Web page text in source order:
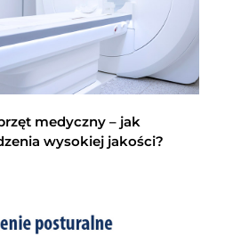
medyczny – jak
wysokiej jakości?